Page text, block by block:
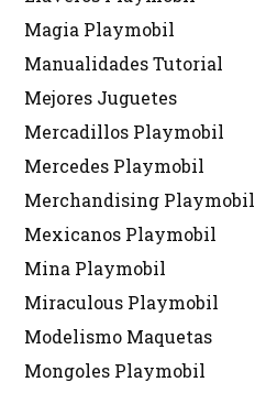
Magia Playmobil
Manualidades Tutorial
Mejores Juguetes
Mercadillos Playmobil
Mercedes Playmobil
Merchandising Playmobil
Mexicanos Playmobil
Mina Playmobil
Miraculous Playmobil
Modelismo Maquetas
Mongoles Playmobil